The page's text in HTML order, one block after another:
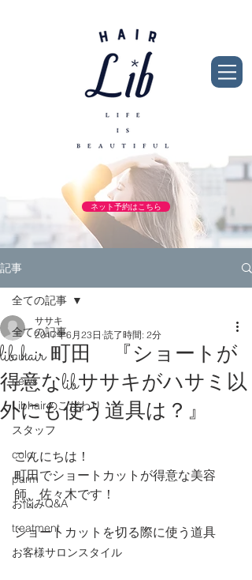
ネット予約はこちら
記事
全ての記事
cut
news
Libhairのこだわり
スタッフ
color
parm
お悩みQ&A
treatment
お客様サロンスタイル
全ての記事
lib hair 町田 『ショートが
得意なlibササキがハサミ以
外にも使う道具は？』
ササキ
2017年6月23日 読了時間: 2分
こんにちは！
町田でショートカットが得意な美容
師、佐々木です！
ショートカットを切る際に使う道具